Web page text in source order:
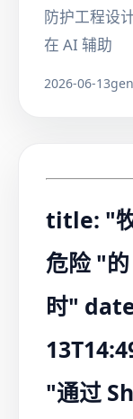
防护工程设
在 AI 辅助
2026-06-13
title: "
危险 "
时"
"通过